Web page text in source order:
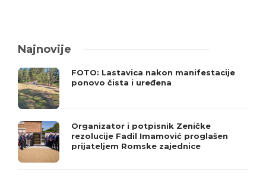
Najnovije
FOTO: Lastavica nakon manifestacije
ponovo čista i uređena
Organizator i potpisnik Zeničke
rezolucije Fadil Imamović proglašen
prijateljem Romske zajednice